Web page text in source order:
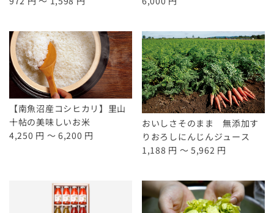
【南魚沼産コシヒカリ】里山
十帖の美味しいお米
4,250 円 ～ 6,200 円
おいしさそのまま 無添加す
りおろしにんじんジュース
1,188 円 ～ 5,962 円